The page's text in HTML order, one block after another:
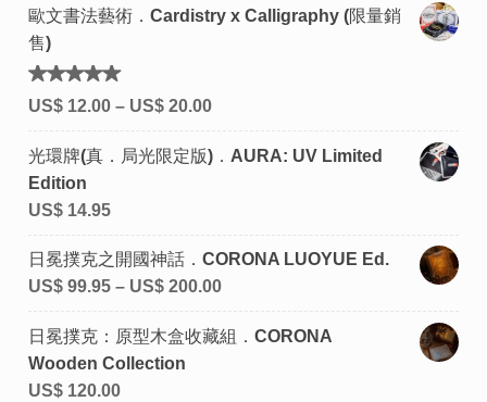
歐文書法藝術．Cardistry x Calligraphy (限量銷
售)
評分
5.00滿
US$12.00– US$20.00
光環牌(真．局光限定版)．AURA: UV Limited
Edition
US$14.95
日冕撲克之開國神話．CORONA LUOYUE Ed.
US$99.95– US$200.00
日冕撲克：原型木盒收藏組．CORONA
Wooden Collection
US$120.00